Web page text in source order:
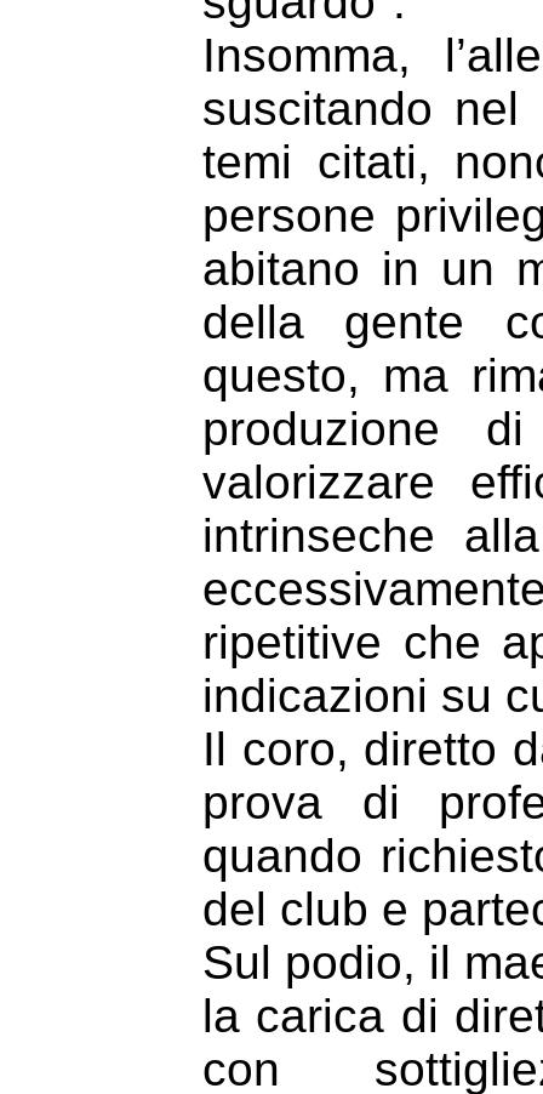
Insomma,
suscitando nel
temi citati,
persone
abitano in un
della gente
questo, ma
produzione
valorizzare
intrinseche
ripetitive che
indicazioni su
Il coro, diretto
prova di
quando
del club e
Sul podio, il
la carica di
con